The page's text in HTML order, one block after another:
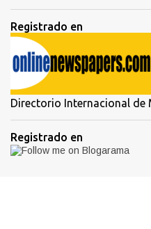
Registrado en
Directorio Internacional de
Registrado en